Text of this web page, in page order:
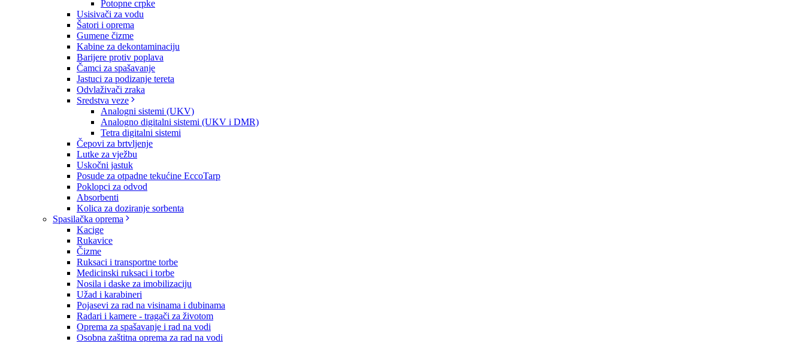
Potopne crpke
Usisivači za vodu
Šatori i oprema
Gumene čizme
Kabine za dekontaminaciju
Barijere protiv poplava
Čamci za spašavanje
Jastuci za podizanje tereta
Odvlaživači zraka
Sredstva veze
Analogni sistemi (UKV)
Analogno digitalni sistemi (UKV i DMR)
Tetra digitalni sistemi
Čepovi za brtvljenje
Lutke za vježbu
Uskočni jastuk
Posude za otpadne tekućine EccoTarp
Poklopci za odvod
Absorbenti
Kolica za doziranje sorbenta
Spasilačka oprema
Kacige
Rukavice
Čizme
Ruksaci i transportne torbe
Medicinski ruksaci i torbe
Nosila i daske za imobilizaciju
Užad i karabineri
Pojasevi za rad na visinama i dubinama
Radari i kamere - tragači za životom
Oprema za spašavanje i rad na vodi
Osobna zaštitna oprema za rad na vodi